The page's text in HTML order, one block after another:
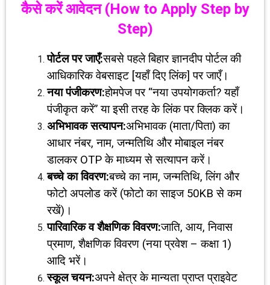
कैसे करें आवेदन (How to Apply Step by
Step)
पोर्टल पर जाएँ:सबसे पहले बिहार ज्ञानदीप पोर्टल की
आधिकारिक वेबसाइट [यहाँ दिए लिंक] पर जाएँ।
नया पंजीकरण:होमपेज पर “नया उपयोगकर्ता? यहाँ
पंजीकृत करें” या इसी तरह के लिंक पर क्लिक करें।
अभिभावक सत्यापन:अभिभावक (माता/पिता) का
आधार नंबर, नाम, जन्मतिथि और मोबाइल नंबर
डालकर OTP के माध्यम से सत्यापन करें।
बच्चे का विवरण:बच्चे का नाम, जन्मतिथि, लिंग और
फोटो अपलोड करें (फोटो का साइज 50KB से कम
रखें)।
पारिवारिक व शैक्षणिक विवरण:जाति, आय, निवास
प्रमाण, शैक्षणिक विवरण (नया प्रवेश – कक्षा 1)
आदि भरें।
स्कूल चयन:अपने क्षेत्र के मान्यता प्राप्त प्राइवेट